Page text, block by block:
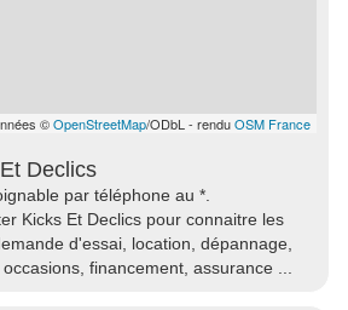
©OpenStreetMap/ODbL - renduOSM France
Declics
par téléphone au *.
Kicks Et Declics pour connaitre les
d'essai, location, dépannage,
financement, assurance ...